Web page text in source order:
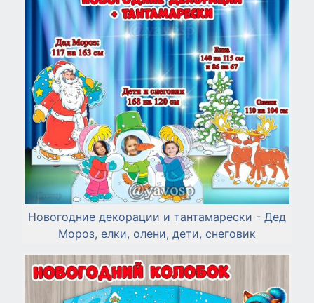
Новогодние декорации и тантамарески - Дед
Мороз, елки, олени, дети, снеговик